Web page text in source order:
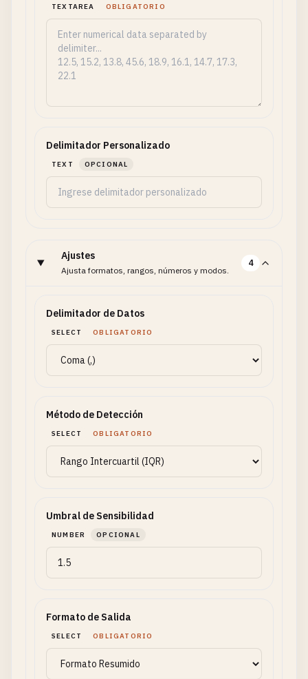
TEXTAREA OBLIGATORIO
Delimitador Personalizado
TEXT OPCIONAL
Ajustes
Ajusta formatos, rangos, números y modos.
4
Delimitador de Datos
SELECT OBLIGATORIO
Método de Detección
SELECT OBLIGATORIO
Umbral de Sensibilidad
NUMBER OPCIONAL
Formato de Salida
SELECT OBLIGATORIO